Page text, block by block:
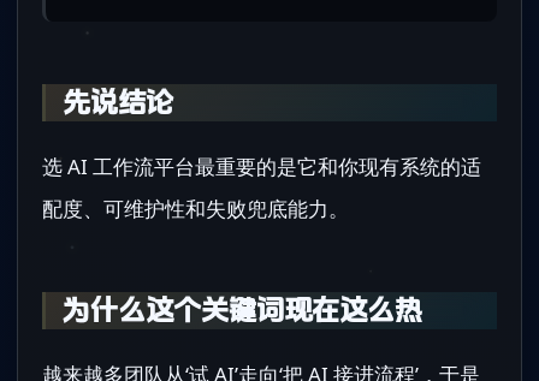
先说结论
选 AI 工作流平台最重要的是它和你现有系统的适
配度、可维护性和失败兜底能力。
为什么这个关键词现在这么热
越来越多团队从‘试 AI’走向‘把 AI 接进流程’，于是